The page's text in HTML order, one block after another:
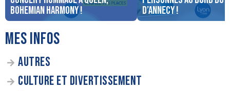
Bohemian Harmony !
d’Annecy !
MES INFOS
AUTRES
CULTURE ET DIVERTISSEMENT